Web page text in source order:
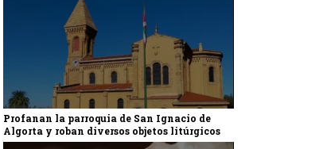
Profanan la parroquia de San Ignacio de
Algorta y roban diversos objetos litúrgicos